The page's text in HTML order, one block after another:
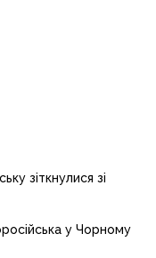
у Чорному